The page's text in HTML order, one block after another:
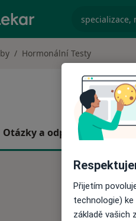
Hormonální Testy
Otázky a odpovědi
Přijetím
technologie)
základě vašich